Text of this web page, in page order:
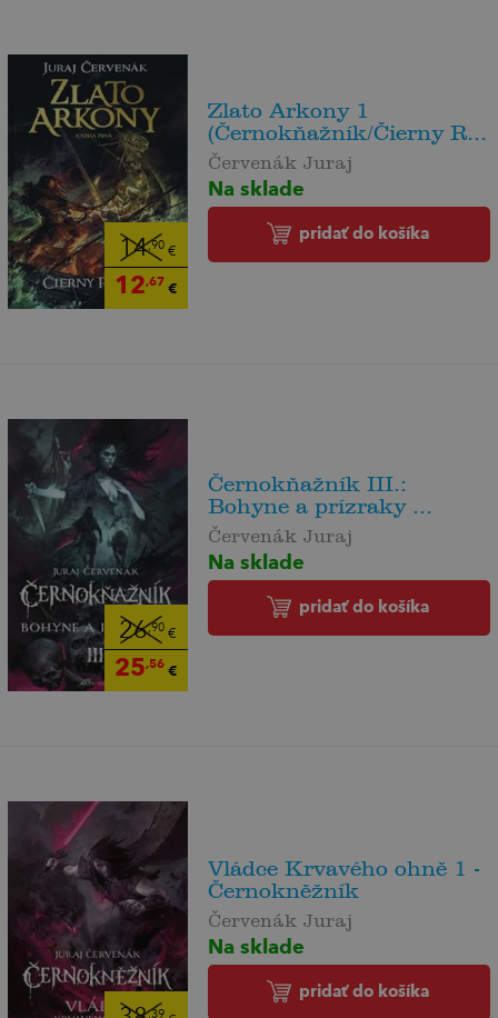
14,90€
12,67 €
Zlato Arkony 1
(Černokňažník/Čierny R...
Červenák Juraj
Na sklade
pridať do košíka
26,90€
25,56€
Černokňažník III.:
Bohyne a prízraky ...
Červenák Juraj
Na sklade
pridať do košíka
,39
Vládce Krvavého ohně 1 -
Černokněžník
Červenák Juraj
Na sklade
pridať do košíka